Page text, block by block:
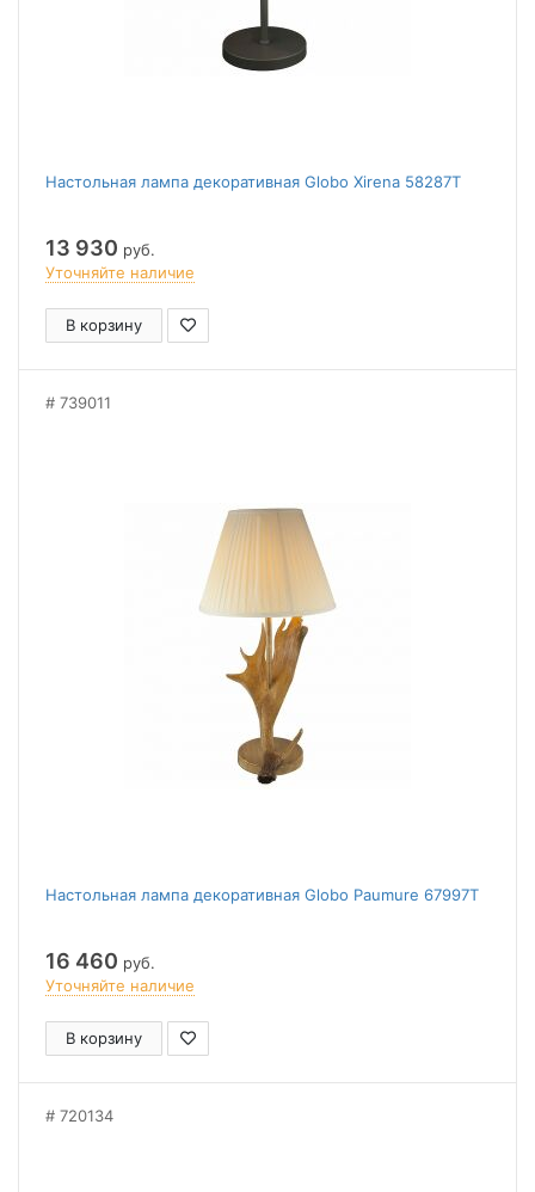
Настольная лампа декоративная Globo Xirena 58287T
13 930 руб.
Уточняйте наличие
В корзину
739011
Настольная лампа декоративная Globo Paumure 67997T
16 460 руб.
Уточняйте наличие
В корзину
720134